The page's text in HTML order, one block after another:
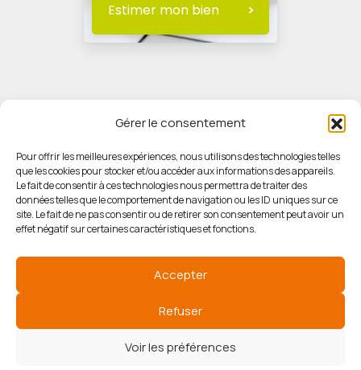
Gérer le consentement
Pour offrir les meilleures expériences, nous utilisons des technologies telles
que les cookies pour stocker et/ou accéder aux informations des appareils.
Le fait de consentir à ces technologies nous permettra de traiter des
données telles que le comportement de navigation ou les ID uniques sur ce
site. Le fait de ne pas consentir ou de retirer son consentement peut avoir un
effet négatif sur certaines caractéristiques et fonctions.
Accepter
Refuser
Voir les préférences
Estimer mon bien
© HORIZON IMMOBILIER
Mentions légales
Politique des cookies